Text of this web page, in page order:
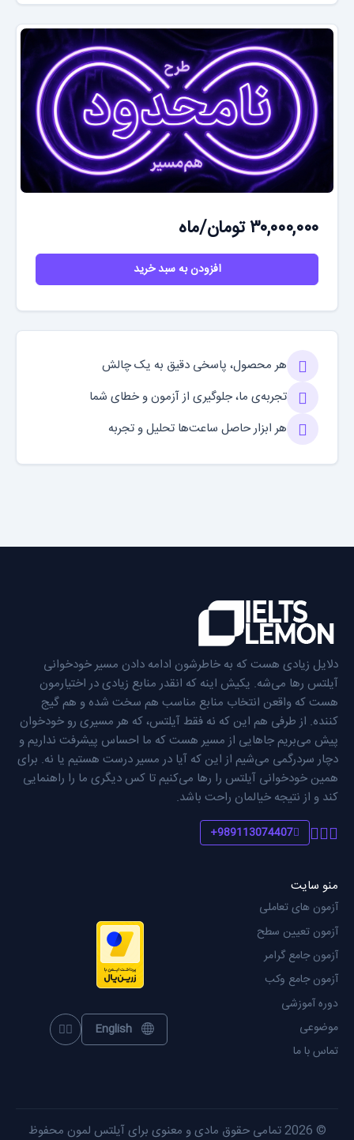
۳۰,۰۰۰,۰۰۰ تومان/ماه
افزودن به سبد خرید
هر محصول، پاسخی دقیق به یک چالش
تجربه‌ی ما، جلوگیری از آزمون و خطای شما
هر ابزار حاصل ساعت‌ها تحلیل و تجربه
دلایل زیادی هست که به خاطرشون ادامه دادن مسیر خودخوانی
آیلتس رها می‌شه. یکیش اینه که انقدر منابع زیادی در اختیارمون
هست که واقعن انتخاب منابع مناسب هم سخت شده و هم گیج
کننده. از طرفی هم این که نه فقط آیلتس، که هر مسیری رو خودخوان
پیش می‌بریم جاهایی از مسیر هست که ما احساس پیشرفت نداریم و
دچار سردرگمی می‌شیم از این که آیا در مسیر درست هستیم یا نه. برای
همین خودخوانی آیلتس را رها می‌کنیم تا کس دیگری ما را راهنمایی
کند و از نتیجه خیالمان راحت باشد.
989113074407+
منو سایت
آزمون های تعاملی
آزمون تعیین سطح
آزمون جامع گرامر
آزمون جامع وکب
دوره آموزشی
موضوعی
تماس با ما
English
theme
© 2026 تمامی حقوق مادی و معنوی برای آیلتس لمون محفوظ